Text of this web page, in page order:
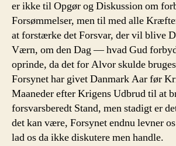
er ikke til Opgør og Diskussion om
Forsømmelser, men til med alle
at forstærke det Forsvar, der vil blive
Værn, om den Dag — hvad Gud
oprinde, da det for Alvor skulde
Forsynet har givet Danmark Aar før
Maaneder efter Krigens Udbrud til at
forsvarsberedt Stand, men stadigt er
det kan være, Forsynet endnu levner
lad os da ikke diskutere men handle.